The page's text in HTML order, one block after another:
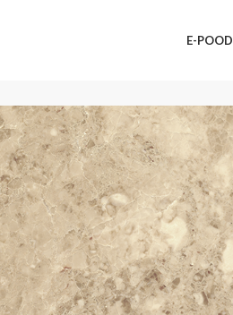
E-POOD